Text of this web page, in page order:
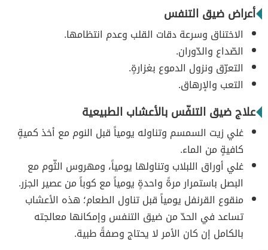
أعراض ضيق التنفس
الاختناق وسرعة دقات القلب وعدم انتظامها.
الصّداع والدّوران.
التعرّق ونزول الدموع بغزارةٍ.
التعب والإرهاق.
علاج ضيق التنفّس بالأعشاب الطبيعية
غلي زيت السمسم وتناوله يومياً قبل النوم مع أخذ كميةٍ
كافيةٍ من الماء.
غلي أوراق اللبلاب وتناولها يومياً، ومهروس الثّوم مع
البصل باستمرار مرةً واحدةٍ يومياً مع كوباً من عصير الجزر.
منقوع القرنفل يومياً قبل تناول الطعام؛ هذه الأعشاب
تساعد في الحدّ من ضيق التنفس وإمكانها معالجته
بالكامل إن كان الأمر لا يحتاج وصفةً طبية.